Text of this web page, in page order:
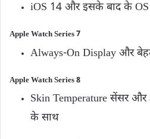
iOS 14 और इसके बाद के OS
Apple Watch Series 7
Always-On Display और
Apple Watch Series 8
Skin Temperature सेंसर और
के साथ